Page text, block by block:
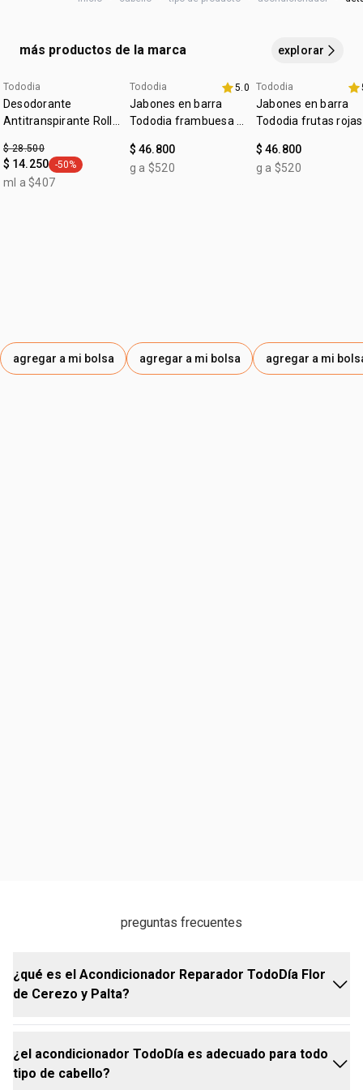
TEA-DODECYLBENZENESULFONATE, DISODIUM EDTA,
PEG-4 DILAURATE, PEG-4 LAURATE, HEXYL CINNAMAL,
LIMONENE, CAPRYLYL GLYCOL, BENZYL ALCOHOL,
IODOPROPYNYL BUTYLCARBAMATE, PEG-200, GLYCOLIC
CHLORIDE.
más productos de la marca explorar
fecha dupla
Tododia
Desodorante
Antitranspirante Roll-
Uniforme
$ 28.500
$ 14.250 general.tag -50%
-50%
ml a $407
agregar a mi bolsa
+20% off
Tododia 5.0
Jabones en barra
Tododia frambuesa y
$ 46.800
g a $520
agregar a mi bolsa
+20% off
Tododia
Jabones en barra
Tododia frutas rojas
$ 46.800
g a $520
agregar a mi
preguntas frecuentes
¿qué es el Acondicionador Reparador TodoDía Flor
de Cerezo y Palta?
el Acondicionador Reparador TodoDía Flor de
Cerezo y Palta es un producto desarrollado para
¿el acondicionador TodoDía es adecuado para todo
tipo de cabello?